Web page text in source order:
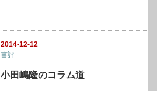
2014-12-12
書評
小田嶋隆のコラム道